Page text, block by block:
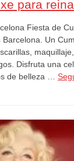
para
Fiesta de
Un
Disfruta una
de belleza …